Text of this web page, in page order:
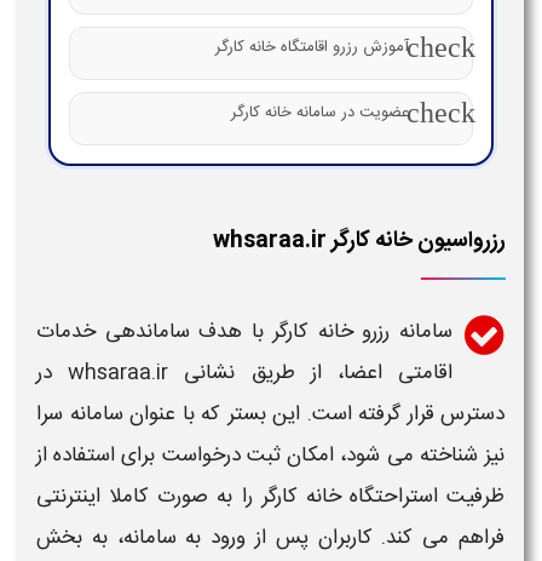
checkآموزش رزرو اقامتگاه خانه کارگر
checkعضویت در سامانه خانه کارگر
رزرواسیون خانه کارگر whsaraa.ir
سامانه رزرو خانه کارگربا هدف ساماندهی خدمات
اقامتی اعضا، از طریق نشانی whsaraa.irدر
دسترس قرار گرفته است. این بستر که با عنوان سامانه سرا
نیز شناخته می شود، امکان ثبت درخواست برای استفاده از
ظرفیت استراحتگاهخانه کارگر را به صورت کاملا اینترنتی
فراهم می کند. کاربران پس از ورود به سامانه، به بخش